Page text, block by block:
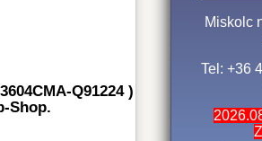
Q91224 )
Shop.
Miskolc
Tel: +36